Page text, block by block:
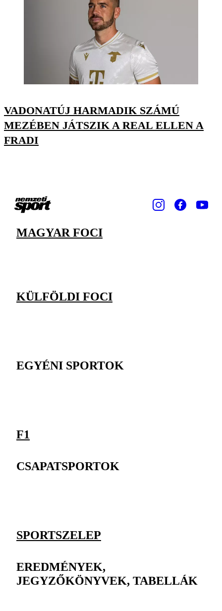
VADONATÚJ HARMADIK SZÁMÚ
MEZÉBEN JÁTSZIK A REAL ELLEN A
FRADI
MAGYAR FOCI
KÜLFÖLDI FOCI
EGYÉNI SPORTOK
F1
CSAPATSPORTOK
SPORTSZELEP
EREDMÉNYEK,
JEGYZŐKÖNYVEK, TABELLÁK